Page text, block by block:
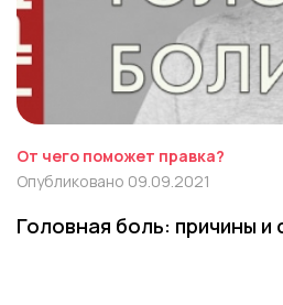
От чего поможет правка?
Опубликовано 09.09.2021
Головная боль: причины и